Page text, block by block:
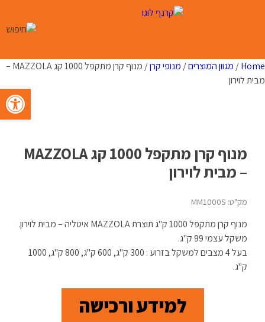
Home
/ מגוון המוצרים/ מנופי קרן
/ מנוף קרן מתקפל 1000 קג MAZZOLA –
מבית לוירון
מנוף קרן מתקפל 1000 קג MAZZOLA
– מבית לוירון
מק"ט: MM1000S
מנוף קרן מתקפל 1000 ק"ג תוצרת MAZZOLA איטליה – מבית לוירון.
משקל עצמי 99 ק"ג.
בעל 4 מצבים למשקל בזרוע : 300 ק"ג, 600 ק"ג, 800 ק"ג, 1000
ק"ג.
למידע ורכישה
פתח